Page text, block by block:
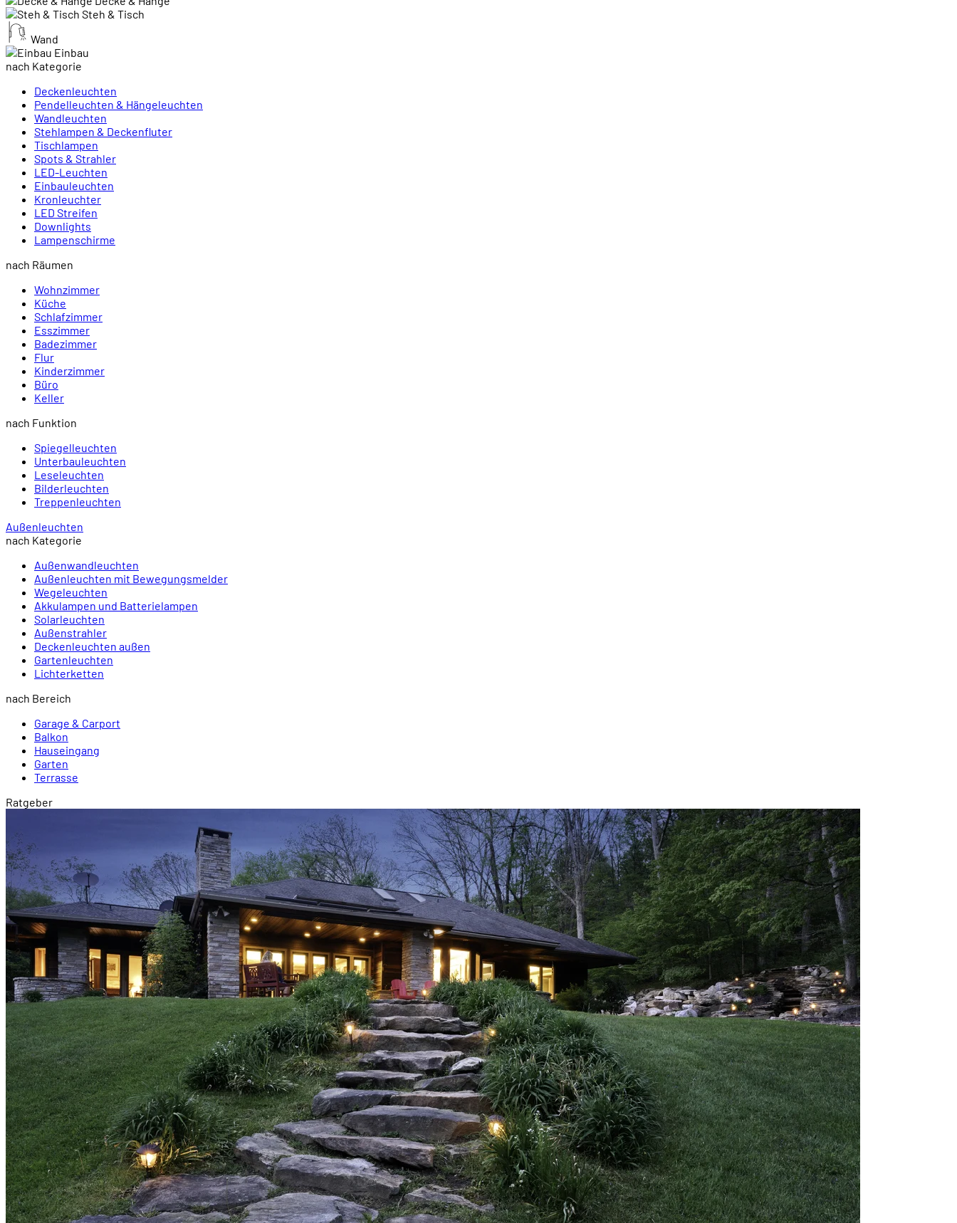
Steh & Tisch
Wand
Einbau
nach Kategorie
Deckenleuchten
Pendelleuchten & Hängeleuchten
Wandleuchten
Stehlampen & Deckenfluter
Tischlampen
Spots & Strahler
LED-Leuchten
Einbauleuchten
Kronleuchter
LED Streifen
Downlights
Lampenschirme
nach Räumen
Wohnzimmer
Küche
Schlafzimmer
Esszimmer
Badezimmer
Flur
Kinderzimmer
Büro
Keller
nach Funktion
Spiegelleuchten
Unterbauleuchten
Leseleuchten
Bilderleuchten
Treppenleuchten
Außenleuchten
nach Kategorie
Außenwandleuchten
Außenleuchten mit Bewegungsmelder
Wegeleuchten
Akkulampen und Batterielampen
Solarleuchten
Außenstrahler
Deckenleuchten außen
Gartenleuchten
Lichterketten
nach Bereich
Garage & Carport
Balkon
Hauseingang
Garten
Terrasse
Ratgeber